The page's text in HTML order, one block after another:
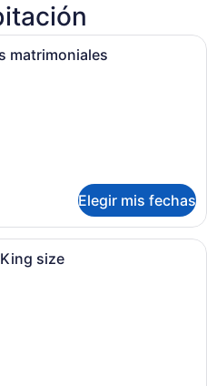
Habitación estándar, 2 camas
matrimoniales
Elegir mis fechas
Habitación estándar, 1 cama
size